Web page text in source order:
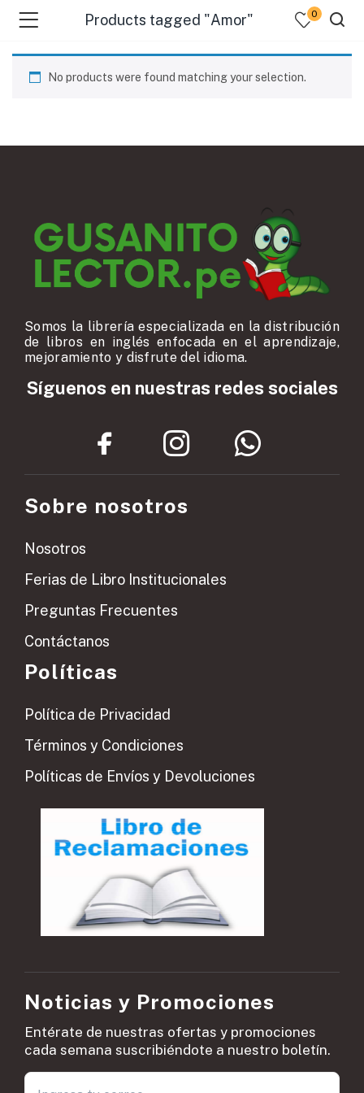
Products tagged "Amor" 0
No products were found matching your selection.
Somos la librería especializada en la distribución
de libros en inglés enfocada en el aprendizaje,
mejoramiento y disfrute del idioma.
Síguenos en nuestras redes sociales
Sobre nosotros
Nosotros
Ferias de Libro Institucionales
Preguntas Frecuentes
Contáctanos
Políticas
Política de Privacidad
Términos y Condiciones
Políticas de Envíos y Devoluciones
Noticias y Promociones
Entérate de nuestras ofertas y promociones
cada semana suscribiéndote a nuestro boletín.